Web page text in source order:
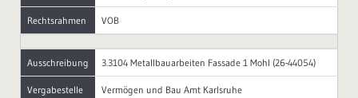
Rechtsrahmen VOB
Ausschreibung 3.3104 Metallbauarbeiten Fassade 1 Mohl (26-44054)
Vergabestelle Vermögen und Bau Amt Karlsruhe